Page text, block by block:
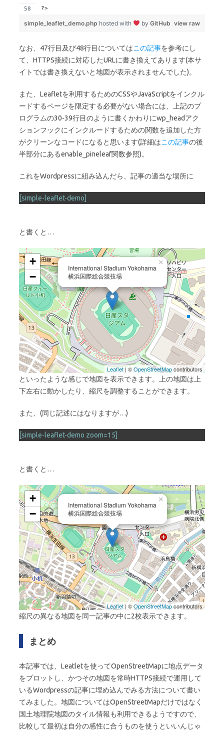
?>
view raw
simple_leaflet_demo.php hosted with by GitHub
なお、47行目及び48行目についてはこの記事を参考にし
て、HTTPS接続に対応したURLに書き換えてあります(本サ
イトでは書き換えないと地図が表示されませんでした)。
また、Leafletを利用するためのCSSやJavaScriptをインクル
ードするページを限定する必要がない場合には、上記のプ
ログラムの30-39行目のように書くかわりにwp_headアク
ションフックにインクルードするための関数を追加した方
がクリーンなコードになると思います(詳細はこの記事の後
半部分にあるenable_pineleaf関数参照)。
これをWordpressに組み込んだら、記事の適当な場所に
[simple-leaflet-demo]
と書くと…
International Stadium Yokohama
横浜国際総合競技場
×
+
−
Leaflet| ©OpenStreetMapcontributors
といったような感じで地図を表示できます。上の地図は上
下左右に動かしたり、縮尺を調整することができます。
また、(同じ記述にはなりますが…)
[simple-leaflet-demo zoom=15]
と書くと…
International Stadium Yokohama
横浜国際総合競技場
×
+
−
Leaflet | ©OpenStreetMapcontributors
縮尺の異なる地図を同一記事の中に2枚表示できます。
まとめ
本記事では、Leatletを使ってOpenStreetMapに地点データ
をプロットし、かつその地図を常時HTTPS接続で運用して
いるWordpressの記事に埋め込んでみる方法について書い
てみました。地図についてはOpenStreetMapだけではなく
国土地理院地図のタイル情報も利用できるようですので、
比較して最初は自分の感性に合うものを使うといいんじゃ